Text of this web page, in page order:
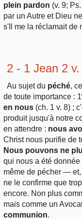
plein pardon (v. 9;
par un Autre et Dieu
s'Il me la réclamait de
2 - 1 Jean 2
Au sujet du péché,
de toute importance :
en nous (ch. 1 v. 8) ;
produit jusqu'à notre
en attendre : nous
Christ nous purifie de
Nous pouvons ne
qui nous a été donnée
même de pécher —
ne le confirme que
encore. Non plus
mais comme un
communion.